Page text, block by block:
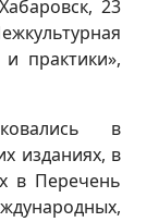
23
практики»,
в
изданиях, в
в Перечень